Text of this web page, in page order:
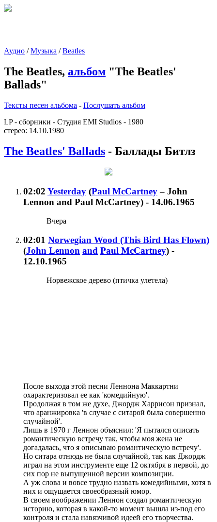
Аудио /Музыка /Beatles
The Beatles, альбом "The Beatles'
Ballads"
Тексты песен альбома - Послушать альбом
LP - сборники - Студия EMI Studios - 1980
стерео: 14.10.1980
The Beatles' Ballads - Баллады Битлз
02:02 Yesterday (Paul McCartney – John
Lennon and Paul McCartney) - 14.06.1965
Вчера
02:01 Norwegian Wood (This Bird Has Flown)
(John Lennon and Paul McCartney) -
12.10.1965
Норвежское дерево (птичка улетела)
После выхода этой песни Леннона Маккартни
охарактеризовал ее как 'комедийную'.
Продолжая в том же духе, Джордж Харрисон признал,
что аранжировка 'в случае с ситарой была совершенно
случайной'.
Лишь в 1970 г Леннон объяснил: 'Я пытался описать
романтическую встречу так, чтобы моя жена не
догадалась, что я описываю романтическую встречу'.
Но ситара отнюдь не была случайной, так как Джордж
играл на этом инструменте еще 12 октября в первой, до
сих пор не выпущенной версии композиции.
А уж слова и вовсе трудно назвать комедийными, хотя в
них и ощущается своеобразный юмор.
В своем воображении Леннон создал романтическую
историю, которая в какой-то момент вышла из-под его
контроля и стала навязчивой идеей его творчества.